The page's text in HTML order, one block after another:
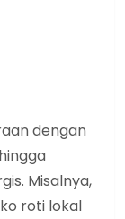
dengan
Misalnya,
roti lokal